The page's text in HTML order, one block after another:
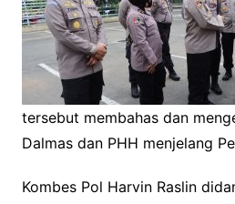
tersebut membahas dan
Dalmas dan PHH menjelang
Kombes Pol Harvin Raslin